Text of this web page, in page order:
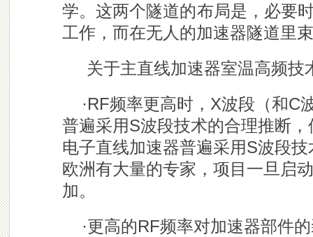
学。这两个隧道的布局是，必要
工作，而在无人的加速器隧道里
关于主直线加速器室温高频
·RF频率更高时，X波段（和C
普遍采用S波段技术的合理推断
电子直线加速器普遍采用S波段
欧洲有大量的专家，项目一旦启
加。
·更高的RF频率对加速器部件